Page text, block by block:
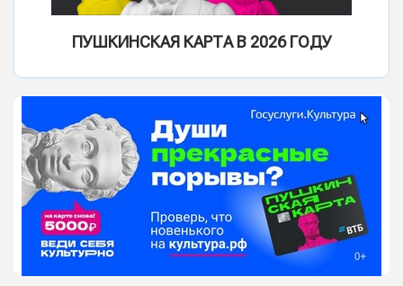
ПУШКИНСКАЯ КАРТА В 2026 ГОДУ